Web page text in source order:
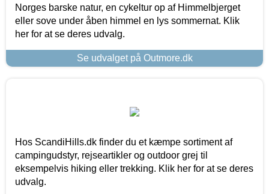
Norges barske natur, en cykeltur op af Himmelbjerget
eller sove under åben himmel en lys sommernat. Klik
her for at se deres udvalg.
Se udvalget på Outmore.dk
Hos ScandiHills.dk finder du et kæmpe sortiment af
campingudstyr, rejseartikler og outdoor grej til
eksempelvis hiking eller trekking. Klik her for at se deres
udvalg.